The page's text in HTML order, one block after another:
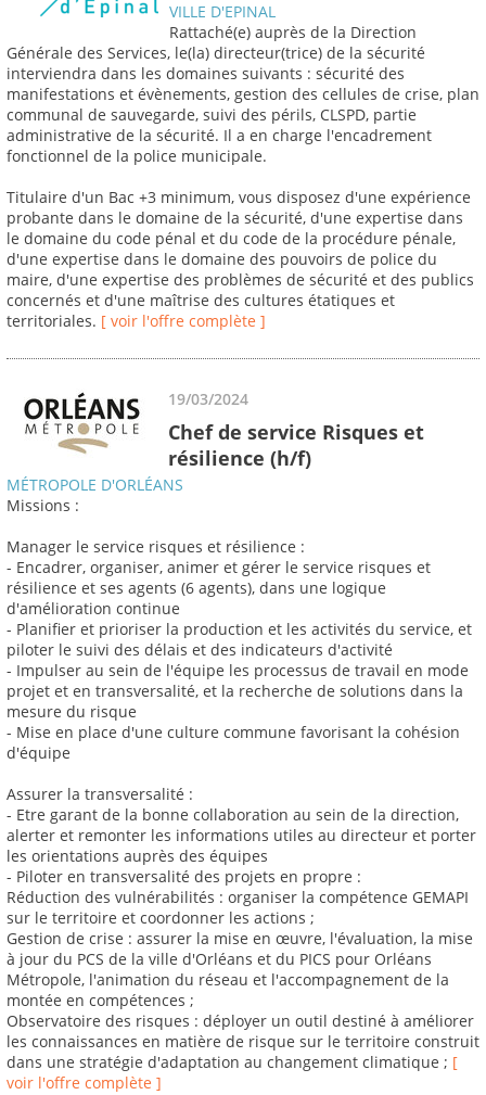
VILLE D'EPINAL
Rattaché(e) auprès de la Direction
Générale des Services, le(la) directeur(trice) de la sécurité
interviendra dans les domaines suivants : sécurité des
manifestations et évènements, gestion des cellules de crise, plan
communal de sauvegarde, suivi des périls, CLSPD, partie
administrative de la sécurité. Il a en charge l'encadrement
fonctionnel de la police municipale.
Titulaire d'un Bac +3 minimum, vous disposez d'une expérience
probante dans le domaine de la sécurité, d'une expertise dans
le domaine du code pénal et du code de la procédure pénale,
d'une expertise dans le domaine des pouvoirs de police du
maire, d'une expertise des problèmes de sécurité et des publics
concernés et d'une maîtrise des cultures étatiques et
territoriales. [ voir l'offre complète ]
19/03/2024
Chef de service Risques et
résilience (h/f)
MÉTROPOLE D'ORLÉANS
Missions :
Manager le service risques et résilience :
- Encadrer, organiser, animer et gérer le service risques et
résilience et ses agents (6 agents), dans une logique
d'amélioration continue
- Planifier et prioriser la production et les activités du service, et
piloter le suivi des délais et des indicateurs d'activité
- Impulser au sein de l'équipe les processus de travail en mode
projet et en transversalité, et la recherche de solutions dans la
mesure du risque
- Mise en place d'une culture commune favorisant la cohésion
d'équipe
Assurer la transversalité :
- Etre garant de la bonne collaboration au sein de la direction,
alerter et remonter les informations utiles au directeur et porter
les orientations auprès des équipes
- Piloter en transversalité des projets en propre :
Réduction des vulnérabilités : organiser la compétence GEMAPI
sur le territoire et coordonner les actions ;
Gestion de crise : assurer la mise en œuvre, l'évaluation, la mise
à jour du PCS de la ville d'Orléans et du PICS pour Orléans
Métropole, l'animation du réseau et l'accompagnement de la
montée en compétences ;
Observatoire des risques : déployer un outil destiné à améliorer
les connaissances en matière de risque sur le territoire construit
dans une stratégie d'adaptation au changement climatique ; [
voir l'offre complète ]